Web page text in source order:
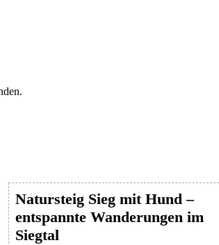
Natursteig Sieg mit Hund –
entspannte Wanderungen im
Siegtal